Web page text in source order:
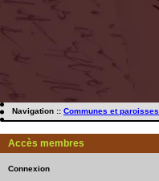
Navigation :: Communes et paroisses
Accès membres
Connexion